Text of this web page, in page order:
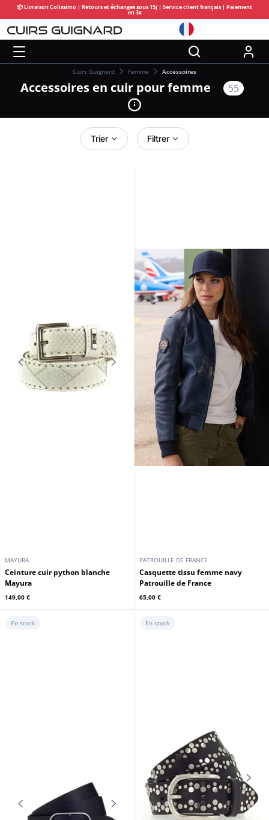
📦 Livraison Colissimo | Retours et échanges sous 15j | Service client français | Paiement
en 3x
Cuirs Guignard Femme Accessoires
Accessoires en cuir pour femme 55
Trier Filtrer
MAYURA
Ceinture cuir python blanche
Mayura
149,00 €
PATROUILLE DE FRANCE
Casquette tissu femme navy
Patrouille de France
65,00 €
En stock En stock